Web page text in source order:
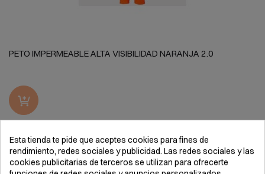
PETO IMPERMEABLE ALTA VISIBILIDAD NARANJA 2.0
Esta tienda te pide que aceptes cookies para fines de
rendimiento, redes sociales y publicidad. Las redes sociales y las
cookies publicitarias de terceros se utilizan para ofrecerte